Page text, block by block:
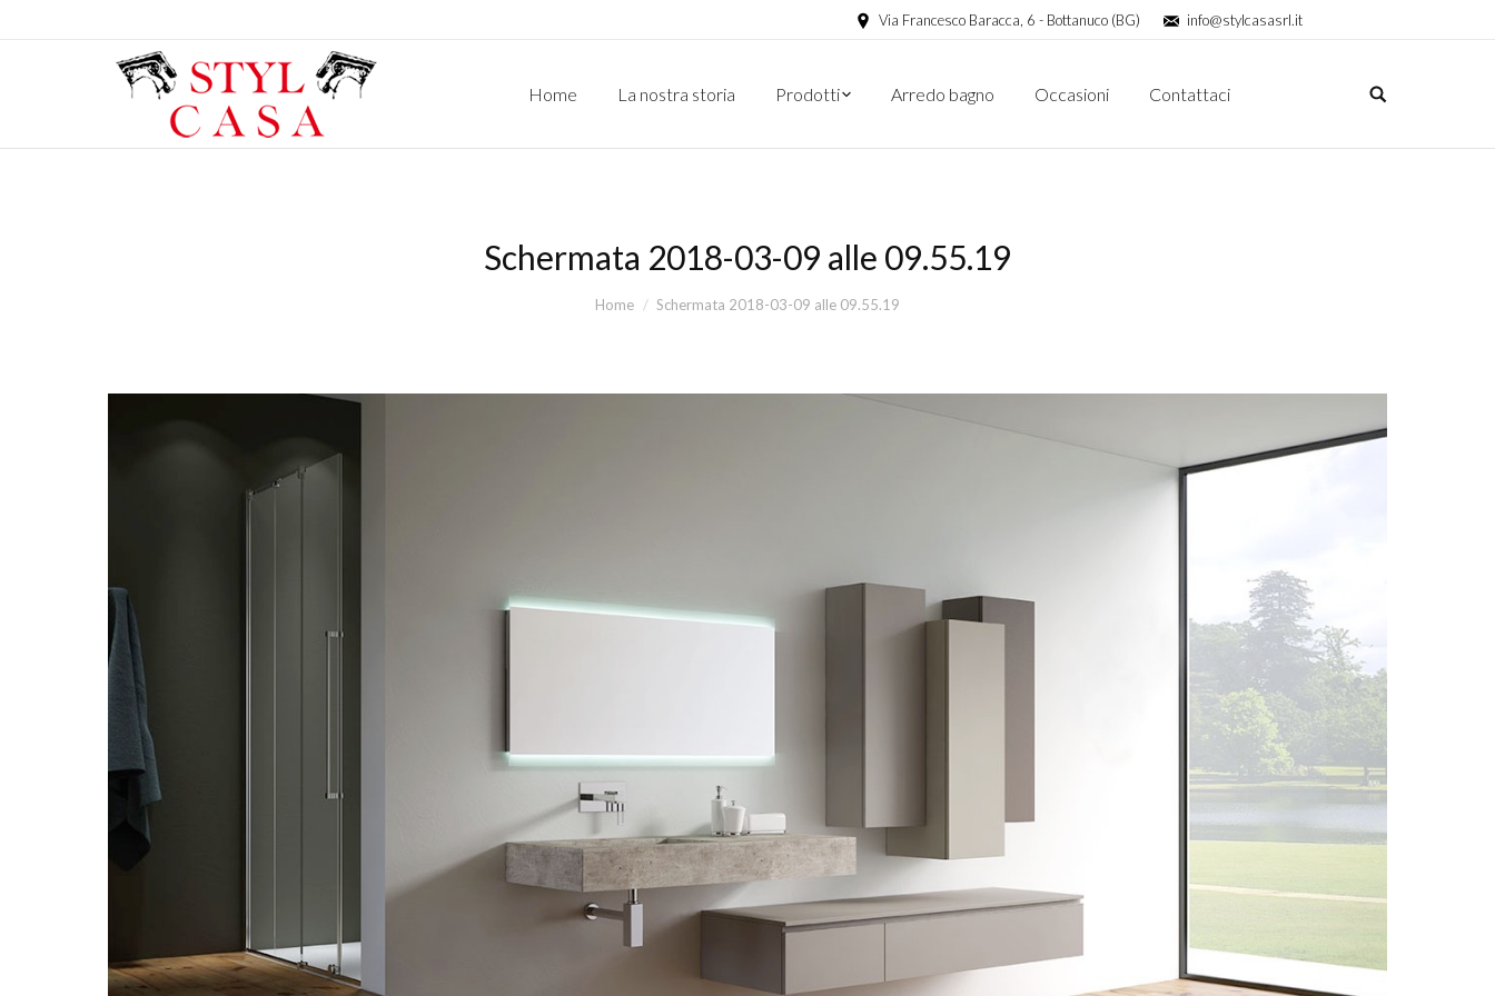
Via Francesco Baracca, 6 - Bottanuco (BG) info@stylcasasrl.it
Home La nostra storia Prodotti Arredo bagno Occasioni Contattaci
Schermata 2018-03-09 alle 09.55.19
Home Schermata 2018-03-09 alle 09.55.19